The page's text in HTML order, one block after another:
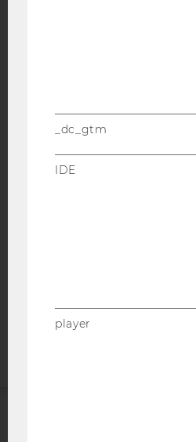
_dc_gtm
IDE
player